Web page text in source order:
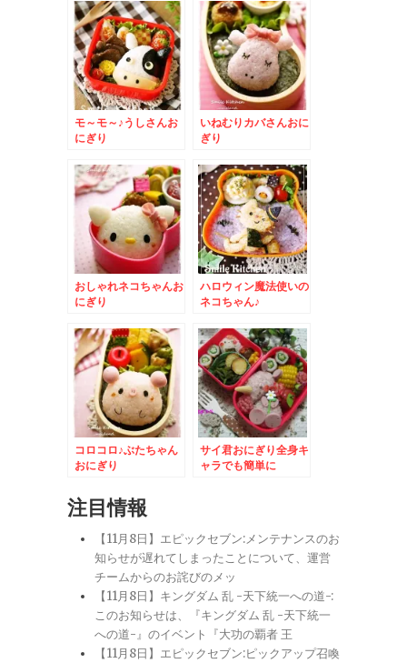
モ～モ～♪うしさんお
にぎり
いねむりカバさんおに
ぎり
おしゃれネコちゃんお
にぎり
ハロウィン魔法使いの
ネコちゃん♪
コロコロ♪ぶたちゃん
おにぎり
サイ君おにぎり全身キ
ャラでも簡単に
注目情報
【11月8日】エピックセブン:メンテナンスのお
知らせが遅れてしまったことについて、運営
チームからのお詫びのメッ
【11月8日】キングダム 乱 -天下統一への道-:
このお知らせは、『キングダム 乱 -天下統一
への道-』のイベント『大功の覇者 王
【11月8日】エピックセブン:ピックアップ召喚